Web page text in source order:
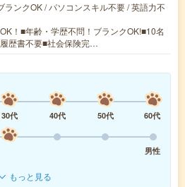
ランクOK / パソコンスキル不要 / 英語力不
！■年齢・学歴不問！ブランクOK!■10名
歴書不要■社会保険完…
30代 40代 50代
60代
男性
もっと見る